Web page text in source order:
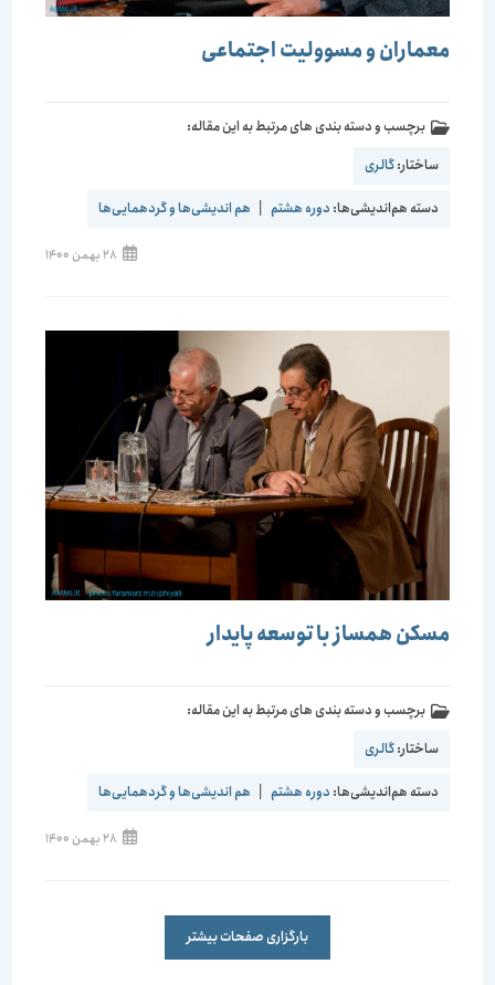
معماران و مسوولیت اجتماعی
برچسب و دسته بندی های مرتبط به این مقاله:
ساختار:گالری
دسته هم‌اندیشی‌ها:دوره هشتم | هم اندیشی‌ها و گردهمایی‌ها
28 بهمن 1400
مسکن همساز با توسعه پایدار
برچسب و دسته بندی های مرتبط به این مقاله:
ساختار:گالری
دسته هم‌اندیشی‌ها:دوره هشتم | هم اندیشی‌ها و گردهمایی‌ها
28 بهمن 1400
بارگزاری صفحات بیشتر